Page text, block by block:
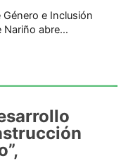
Género e Inclusión
Nariño abre…